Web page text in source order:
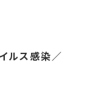
ルス感染／